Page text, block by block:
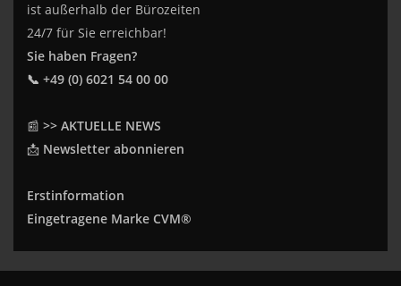
ist außerhalb der Bürozeiten
24/7 für Sie erreichbar!
Sie haben Fragen?
📞 +49 (0) 6021 54 00 00
📰 >> AKTUELLE NEWS
📩 Newsletter abonnieren
Erstinformation
Eingetragene Marke CVM®